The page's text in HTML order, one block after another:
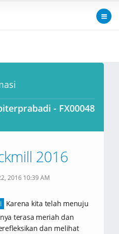
- FX00048
2016
2016 10:39 AM
Karena kita telah menuju
terasa meriah dan
dan melihat